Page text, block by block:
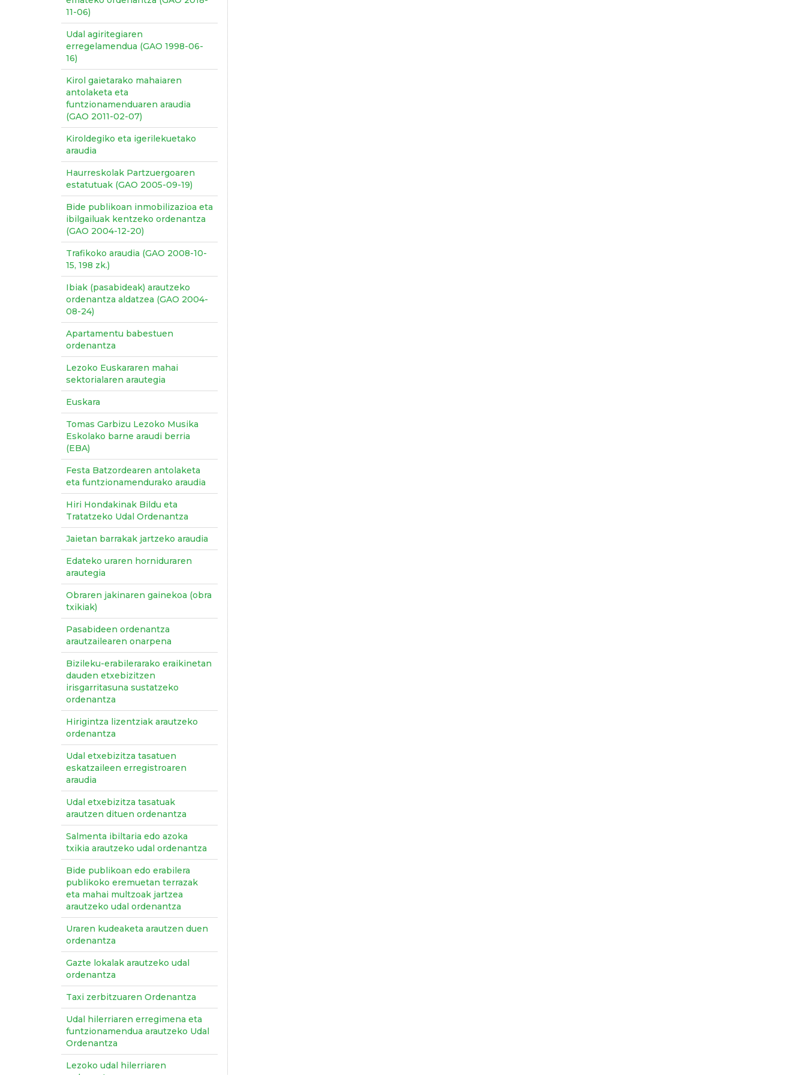
11-06)
Udal agiritegiaren
erregelamendua (GAO 1998-06-
16)
Kirol gaietarako mahaiaren
antolaketa eta
funtzionamenduaren araudia
(GAO 2011-02-07)
Kiroldegiko eta igerilekuetako
araudia
Haurreskolak Partzuergoaren
estatutuak (GAO 2005-09-19)
Bide publikoan inmobilizazioa eta
ibilgailuak kentzeko ordenantza
(GAO 2004-12-20)
Trafikoko araudia (GAO 2008-10-
15, 198 zk.)
Ibiak (pasabideak) arautzeko
ordenantza aldatzea (GAO 2004-
08-24)
Apartamentu babestuen
ordenantza
Lezoko Euskararen mahai
sektorialaren arautegia
Euskara
Tomas Garbizu Lezoko Musika
Eskolako barne araudi berria
(EBA)
Festa Batzordearen antolaketa
eta funtzionamendurako araudia
Hiri Hondakinak Bildu eta
Tratatzeko Udal Ordenantza
Jaietan barrakak jartzeko araudia
Edateko uraren horniduraren
arautegia
Obraren jakinaren gainekoa (obra
txikiak)
Pasabideen ordenantza
arautzailearen onarpena
Bizileku-erabilerarako eraikinetan
dauden etxebizitzen
irisgarritasuna sustatzeko
ordenantza
Hirigintza lizentziak arautzeko
ordenantza
Udal etxebizitza tasatuen
eskatzaileen erregistroaren
araudia
Udal etxebizitza tasatuak
arautzen dituen ordenantza
Salmenta ibiltaria edo azoka
txikia arautzeko udal ordenantza
Bide publikoan edo erabilera
publikoko eremuetan terrazak
eta mahai multzoak jartzea
arautzeko udal ordenantza
Uraren kudeaketa arautzen duen
ordenantza
Gazte lokalak arautzeko udal
ordenantza
Taxi zerbitzuaren Ordenantza
Udal hilerriaren erregimena eta
funtzionamendua arautzeko Udal
Ordenantza
Lezoko udal hilerriaren